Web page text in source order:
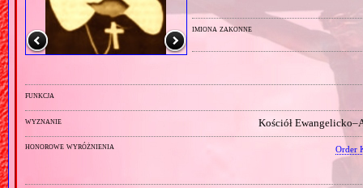
imiona zakonne
funkcja
wyznanie Kościół
honorowe wyróżnienia Order